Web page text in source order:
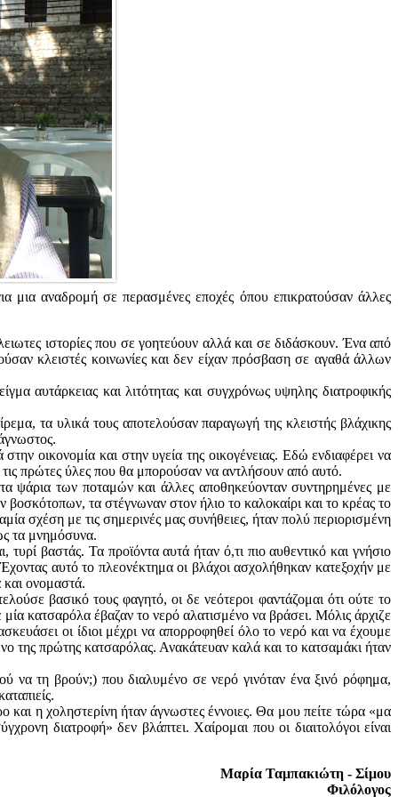
μια αναδρομή σε περασμένες εποχές όπου επικρατούσαν άλλες
ιστορίες που σε γοητεύουν αλλά και σε διδάσκουν. Ένα από
κλειστές κοινωνίες και δεν είχαν πρόσβαση σε αγαθά άλλων
αυτάρκειας και λιτότητας και συγχρόνως υψηλης διατροφικής
τα υλικά τους αποτελούσαν παραγωγή της κλειστής βλάχικης
οικονομία και στην υγεία της οικογένειας. Εδώ ενδιαφέρει να
πρώτες ύλες που θα μπορούσαν να αντλήσουν από αυτό.
ψάρια των ποταμών και άλλες αποθηκεύονταν συντηρημένες με
τα στέγνωναν στον ήλιο το καλοκαίρι και το κρέας το
σχέση με τις σημερινές μας συνήθειες, ήταν πολύ περιορισμένη
τα μνημόσυνα.
βαστάς. Τα προϊόντα αυτά ήταν ό,τι πιο αυθεντικό και γνήσιο
αυτό το πλεονέκτημα οι βλάχοι ασχολήθηκαν κατεξοχήν με
και ονομαστά.
βασικό τους φαγητό, οι δε νεότεροι φαντάζομαι ότι ούτε το
κατσαρόλα έβαζαν το νερό αλατισμένο να βράσει. Μόλις άρχιζε
οι ίδιοι μέχρι να απορροφηθεί όλο το νερό και να έχουμε
της πρώτης κατσαρόλας. Ανακάτευαν καλά και το κατσαμάκι ήταν
να τη βρούν;) που διαλυμένο σε νερό γινόταν ένα ξινό ρόφημα,
και η χοληστερίνη ήταν άγνωστες έννοιες. Θα μου πείτε τώρα «μα
διατροφή» δεν βλάπτει. Χαίρομαι που οι διαιτολόγοι είναι
Μαρία Ταμπακιώτη - Σίμου
Φιλόλογος